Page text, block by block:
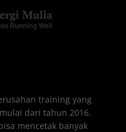
training yang
dari tahun 2016.
mencetak banyak